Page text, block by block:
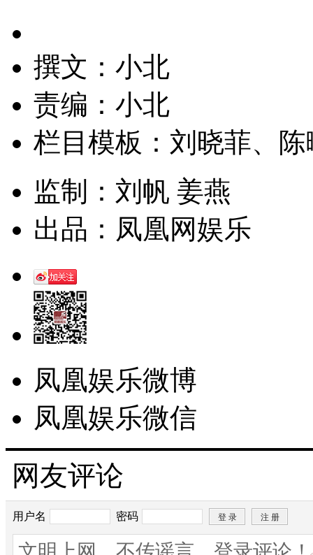
撰文：小北
责编：小北
栏目模板：刘晓菲、
监制：刘帆 姜燕
出品：凤凰网娱乐
凤凰娱乐微博
凤凰娱乐微信
网友评论
用户名 密码